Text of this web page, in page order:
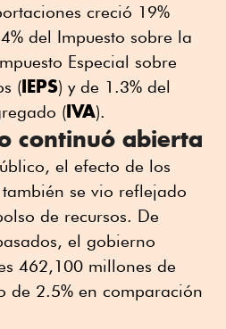
creció 19%
del Impuesto sobre la
Especial sobre
(IEPS) y de 1.3% del
(IVA).
continuó abierta
el efecto de los
también se vio reflejado
de recursos. De
el gobierno
462,100 millones de
de 2.5% en comparación